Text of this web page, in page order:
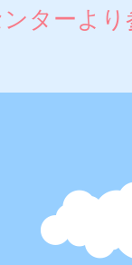
ンターよ